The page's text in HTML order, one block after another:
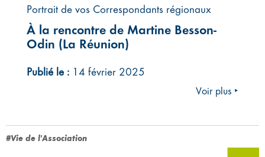
Portrait de vos Correspondants régionaux
À la rencontre de Martine Besson-
Odin (La Réunion)
Publié le : 14 février 2025
Voir plus ‣
#Vie de l'Association